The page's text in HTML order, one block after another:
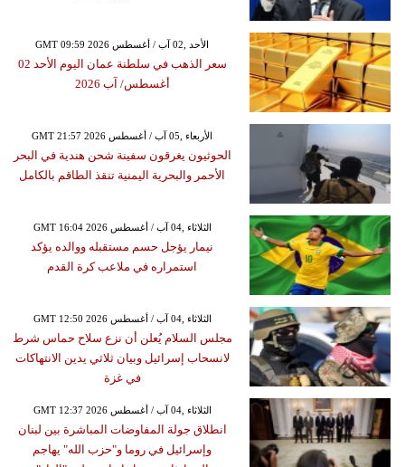
GMT 09:59 2026 الأحد ,02 آب / أغسطس
سعر الذهب في سلطنة عمان اليوم الأحد 02
أغسطس/ آب 2026
GMT 21:57 2026 الأربعاء ,05 آب / أغسطس
الحوثيون يغرقون سفينة شحن هندية في البحر
الأحمر والبحرية اليمنية تنقذ الطاقم بالكامل
GMT 16:04 2026 الثلاثاء ,04 آب / أغسطس
نيمار يؤجل حسم مستقبله ووالده يؤكد
استمراره في ملاعب كرة القدم
GMT 12:50 2026 الثلاثاء ,04 آب / أغسطس
مجلس السلام يُعلن أن نزع سلاح حماس شرط
لانسحاب إسرائيل وبيان ثلاثي يدين الانتهاكات
في غزة
GMT 12:37 2026 الثلاثاء ,04 آب / أغسطس
انطلاق جولة المفاوضات المباشرة بين لبنان
وإسرائيل في روما و"حزب الله" يهاجم